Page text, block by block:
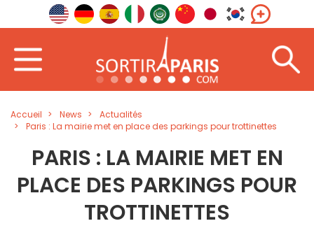
Accueil News
Actualités
Paris : La mairie met en place des parkings pour trottinettes
PARIS : LA MAIRIE MET EN
PLACE DES PARKINGS POUR
TROTTINETTES